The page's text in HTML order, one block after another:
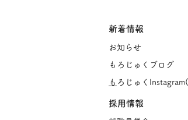
新着情報
お知らせ
もろじゅくブログ
​ もろじゅくInstagram(
採用情報